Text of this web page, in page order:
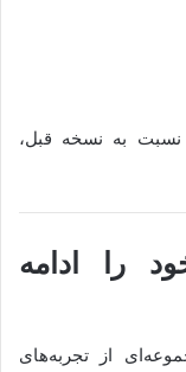
به نسخه قبل،
را ادامه
از تجربه‌های